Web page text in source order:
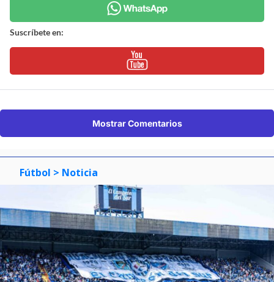
Suscríbete en:
Mostrar Comentarios
Fútbol > Noticia